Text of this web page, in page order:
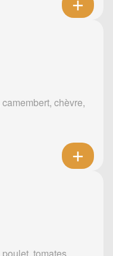
chèvre,